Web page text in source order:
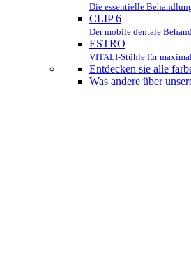
Die essentielle
CLIP 6
Der mobile dentale
ESTRO
VITALI-Stühle für
Entdecken sie alle
Was andere über